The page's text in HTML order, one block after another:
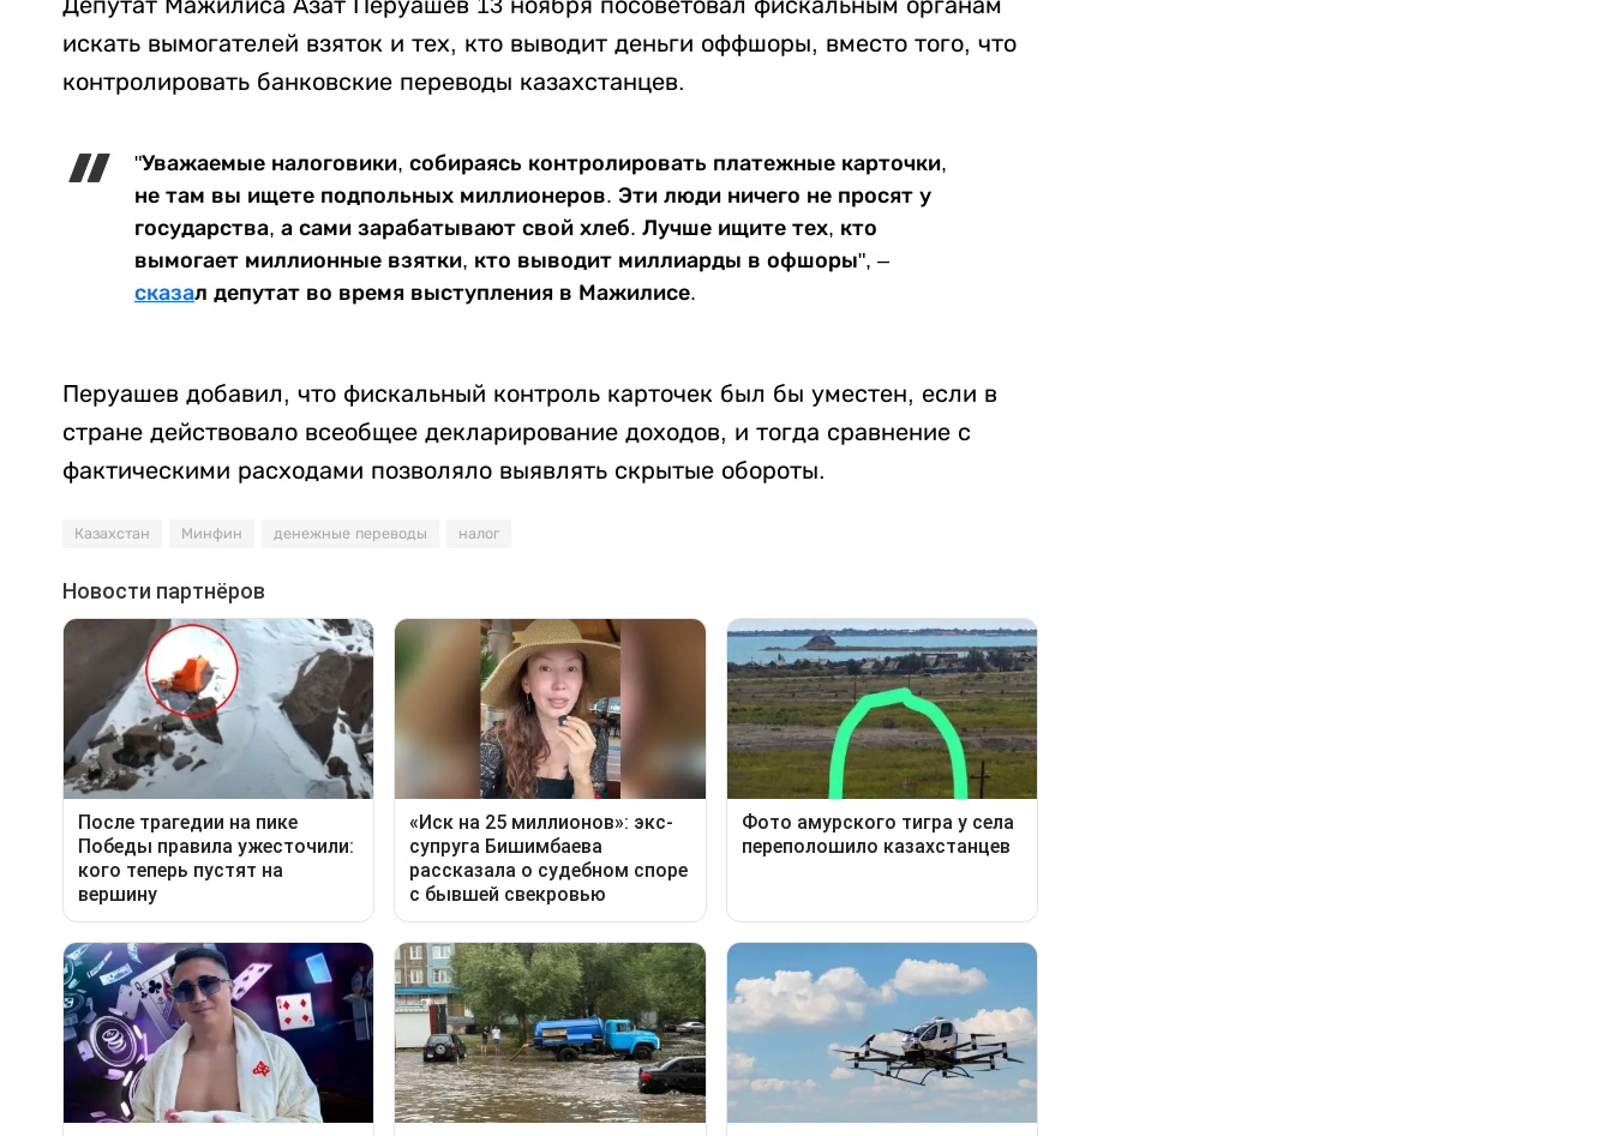
Депутат Мажилиса Азат Перуашев 13 ноября посоветовал фискальным органам
искать вымогателей взяток и тех, кто выводит деньги оффшоры, вместо того, что
контролировать банковские переводы казахстанцев.
"Уважаемые налоговики, собираясь контролировать платежные карточки,
не там вы ищете подпольных миллионеров. Эти люди ничего не просят у
государства, а сами зарабатывают свой хлеб. Лучше ищите тех, кто
вымогает миллионные взятки, кто выводит миллиарды в офшоры", –
сказал депутат во время выступления в Мажилисе.
Перуашев добавил, что фискальный контроль карточек был бы уместен, если в
стране действовало всеобщее декларирование доходов, и тогда сравнение с
фактическими расходами позволяло выявлять скрытые обороты.
Казахстан Минфин денежные переводы налог